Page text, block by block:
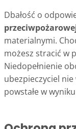
Dbałość o
materialnymi.
możesz stracić w
Niedopełnienie
ubezpieczyciel
powstałe w